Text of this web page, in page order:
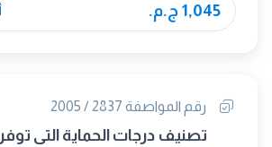
1,045 ج.م.
رقم المواصفة 2837 / 2005